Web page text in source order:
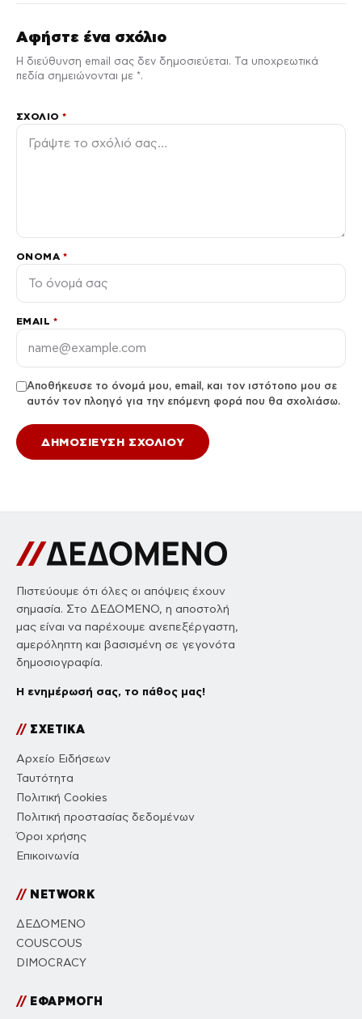
Αφήστε ένα σχόλιο
Η διεύθυνση email σας δεν δημοσιεύεται. Τα υποχρεωτικά
πεδία σημειώνονται με *.
ΣΧΌΛΙΟ*
ΌΝΟΜΑ *
EMAIL *
Αποθήκευσε το όνομά μου, email, και τον ιστότοπο μου σε
αυτόν τον πλοηγό για την επόμενη φορά που θα σχολιάσω.
Πιστεύουμε ότι όλες οι απόψεις έχουν
σημασία. Στο ΔΕΔΟΜΕΝΟ, η αποστολή
μας είναι να παρέχουμε ανεπεξέργαστη,
αμερόληπτη και βασισμένη σε γεγονότα
δημοσιογραφία.
Η ενημέρωσή σας, το πάθος μας!
//ΣΧΕΤΙΚΑ
Αρχείο Ειδήσεων
Ταυτότητα
Πολιτική Cookies
Πολιτική προστασίας δεδομένων
Όροι χρήσης
Επικοινωνία
//NETWORK
ΔΕΔΟΜΕΝΟ
COUSCOUS
DIMOCRACY
//ΕΦΑΡΜΟΓΗ